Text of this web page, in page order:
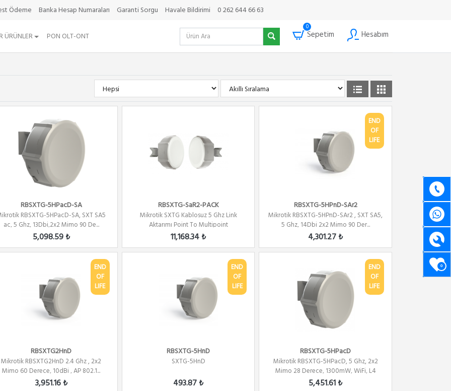
Ödeme Banka Hesap Numaraları Garanti Sorgu Havale Bildirimi 0 262 644 66 63
ÜRÜNLER PON OLT-ONT
0
Sepetim Hesabım
0
RBSXTG-5HPacD-SA
RBSXTG-5HPacD-SA, SXT SA5
ac, 5 Ghz, 13Dbi,2x2 Mimo 90 De...
5,098.59 ₺
RBSXTG-SaR2-PACK
Mikrotik SXTG Kablosuz 5 Ghz Link
Aktarımı Point To Multipoint
11,168.34 ₺
END
OF
LIFE
RBSXTG-5HPnD-SAr2
Mikrotik RBSXTG-5HPnD-SAr2 , SXT SA5,
5 Ghz, 14Dbi 2x2 Mimo 90 Der...
4,301.27 ₺
END
OF
LIFE
RBSXTG2HnD
Mikrotik RBSXTG2HnD 2.4 Ghz , 2x2
Mimo 60 Derece, 10dBi , AP 802.1...
3,951.16 ₺
END
OF
LIFE
RBSXTG-5HnD
SXTG-5HnD
493.87 ₺
END
OF
LIFE
RBSXTG-5HPacD
Mikrotik RBSXTG-5HPacD, 5 Ghz, 2x2
Mimo 28 Derece, 1300mW, WiFi, L4
5,451.61 ₺